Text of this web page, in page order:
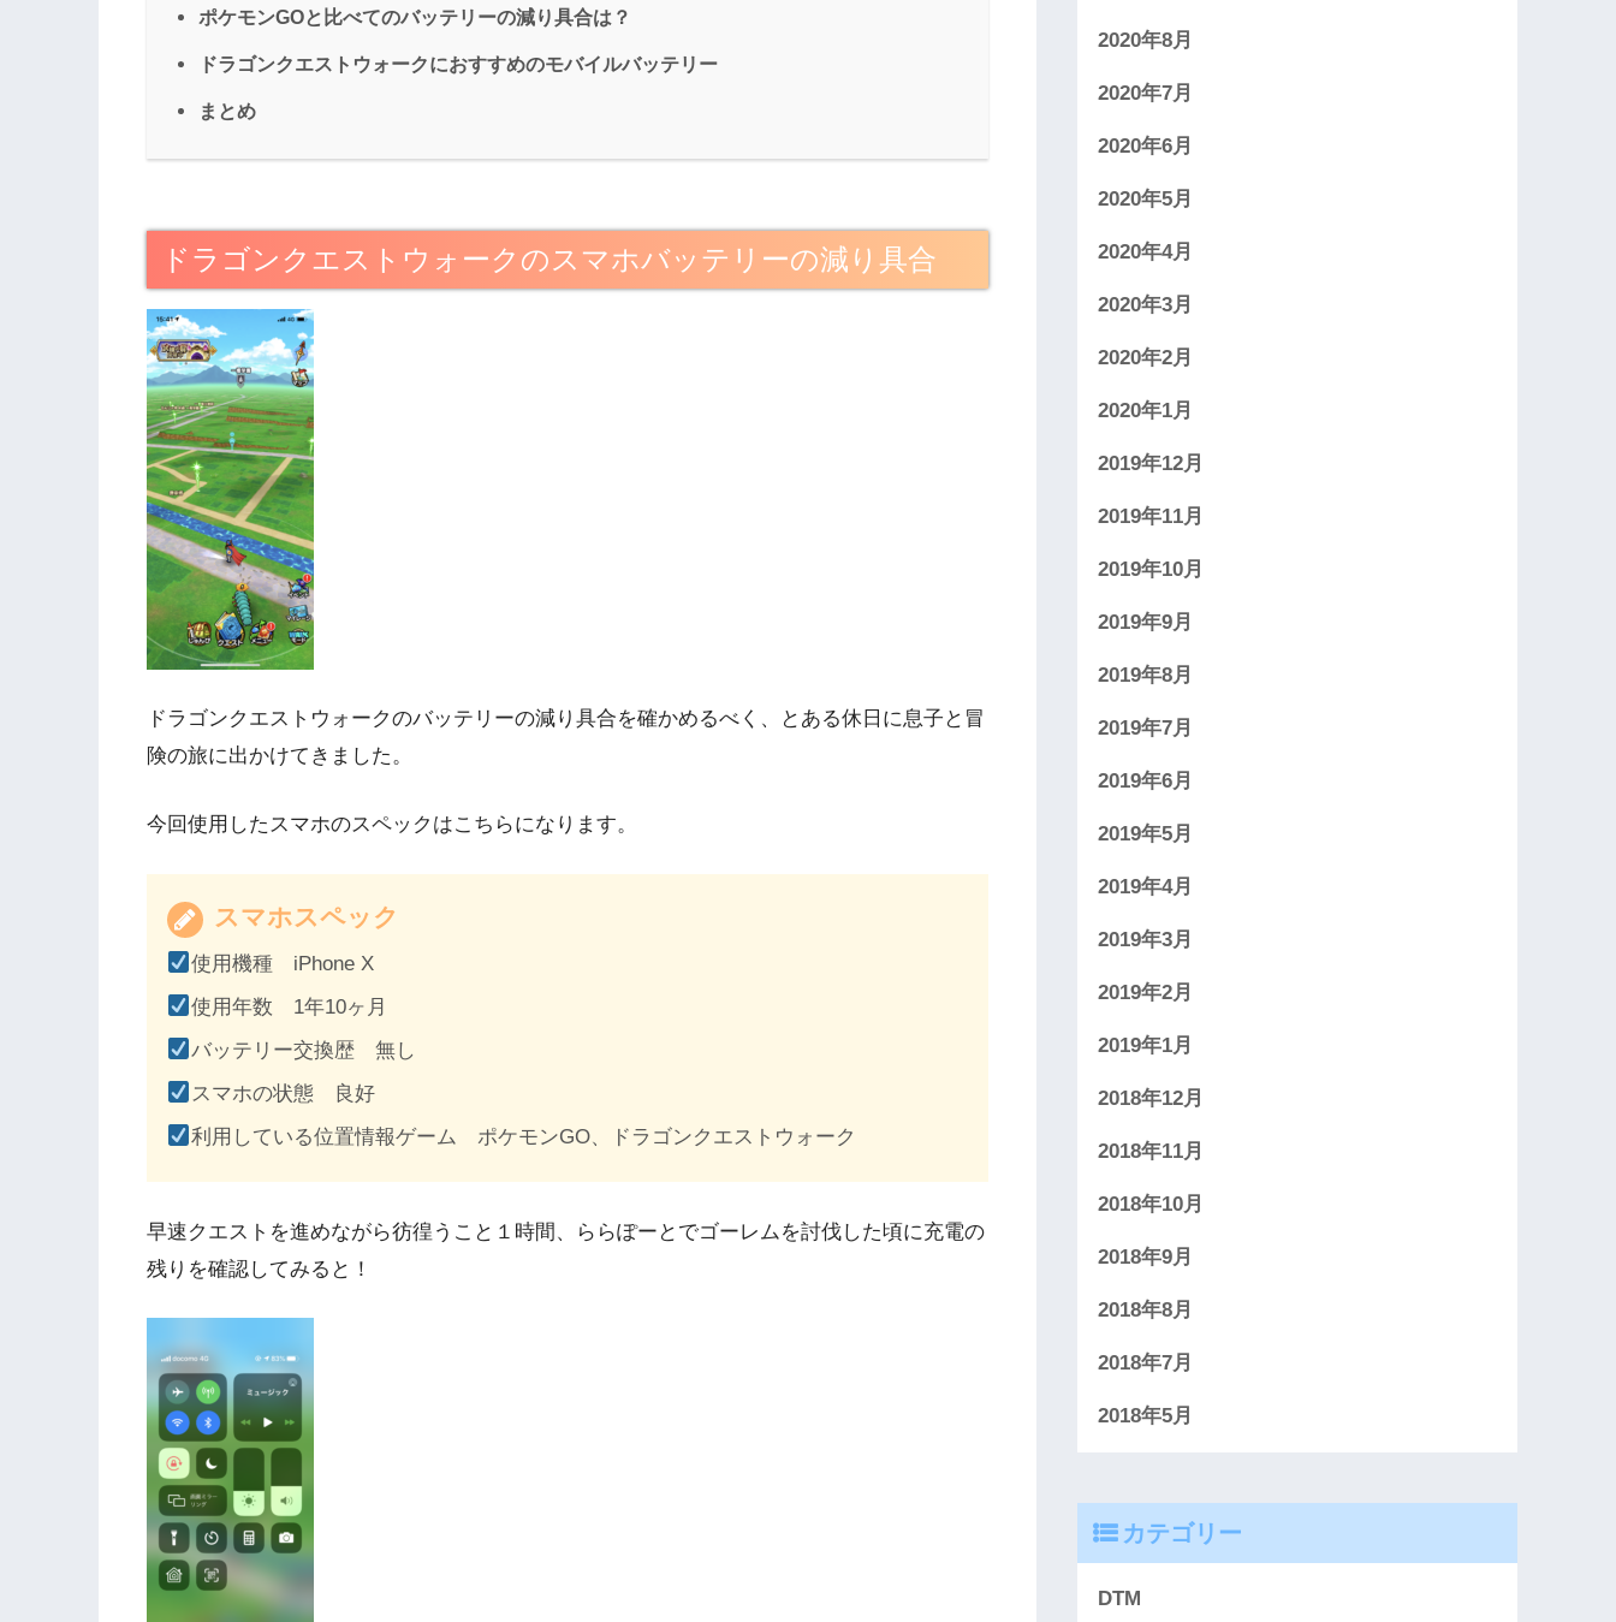
ポケモンGOと比べてのバッテリーの減り具合は？
ドラゴンクエストウォークにおすすめのモバイルバッテリー
まとめ
ドラゴンクエストウォークのスマホバッテリーの減り具合
ドラゴンクエストウォークのバッテリーの減り具合を確かめるべく、とある休日に息子と冒
険の旅に出かけてきました。
今回使用したスマホのスペックはこちらになります。
スマホスペック
使用機種 iPhone X
使用年数 1年10ヶ月
バッテリー交換歴 無し
スマホの状態 良好
利用している位置情報ゲーム ポケモンGO、ドラゴンクエストウォーク
早速クエストを進めながら彷徨うこと１時間、ららぽーとでゴーレムを討伐した頃に充電の
残りを確認してみると！
2020年8月
2020年7月
2020年6月
2020年5月
2020年4月
2020年3月
2020年2月
2020年1月
2019年12月
2019年11月
2019年10月
2019年9月
2019年8月
2019年7月
2019年6月
2019年5月
2019年4月
2019年3月
2019年2月
2019年1月
2018年12月
2018年11月
2018年10月
2018年9月
2018年8月
2018年7月
2018年5月
カテゴリー
DTM